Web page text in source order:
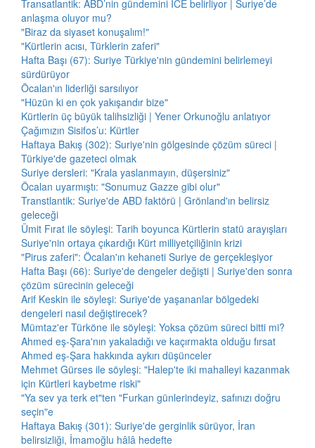
Transatlantik: ABD’nin gündemini ICE belirliyor | Suriye’de
anlaşma oluyor mu?
"Biraz da siyaset konuşalım!"
"Kürtlerin acısı, Türklerin zaferi"
Hafta Başı (67): Suriye Türkiye'nin gündemini belirlemeyi
sürdürüyor
Öcalan'ın liderliği sarsılıyor
"Hüzün ki en çok yakışandır bize"
Kürtlerin üç büyük talihsizliği | Yener Orkunoğlu anlatıyor
Çağımızın Sisifos’u: Kürtler
Haftaya Bakış (302): Suriye'nin gölgesinde çözüm süreci |
Türkiye'de gazeteci olmak
Suriye dersleri: "Krala yaslanmayın, düşersiniz"
Öcalan uyarmıştı: "Sonumuz Gazze gibi olur"
Transtlantik: Suriye'de ABD faktörü | Grönland'ın belirsiz
geleceği
Ümit Fırat ile söyleşi: Tarih boyunca Kürtlerin statü arayışları
Suriye'nin ortaya çıkardığı Kürt milliyetçiliğinin krizi
"Pirus zaferi": Öcalan'ın kehaneti Suriye de gerçekleşiyor
Hafta Başı (66): Suriye'de dengeler değişti | Suriye'den sonra
çözüm sürecinin geleceği
Arif Keskin ile söyleşi: Suriye'de yaşananlar bölgedeki
dengeleri nasıl değiştirecek?
Mümtaz'er Türköne ile söyleşi: Yoksa çözüm süreci bitti mi?
Ahmed eş-Şara'nın yakaladığı ve kaçırmakta olduğu fırsat
Ahmed eş-Şara hakkında aykırı düşünceler
Mehmet Gürses ile söyleşi: "Halep'te iki mahalleyi kazanmak
için Kürtleri kaybetme riski"
"Ya sev ya terk et"ten "Furkan günlerindeyiz, safınızı doğru
seçin"e
Haftaya Bakış (301): Suriye'de gerginlik sürüyor, İran
belirsizliği, İmamoğlu hâlâ hedefte